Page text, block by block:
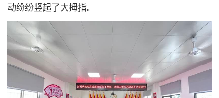
动纷纷竖起了大拇指。